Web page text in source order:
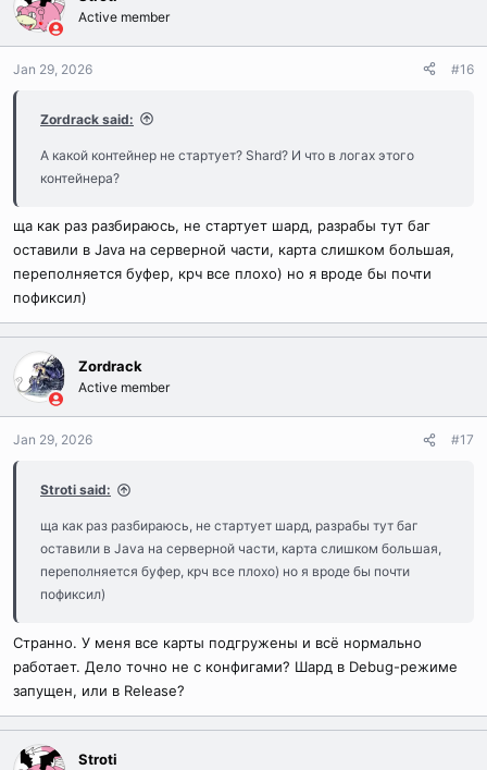
Active member
Jan 29, 2026 #16
Zordrack said:
А какой контейнер не стартует? Shard? И что в логах этого
контейнера?
ща как раз разбираюсь, не стартует шард, разрабы тут баг
оставили в Java на серверной части, карта слишком большая,
переполняется буфер, крч все плохо) но я вроде бы почти
пофиксил)
Zordrack
Active member
Jan 29, 2026 #17
Stroti said:
ща как раз разбираюсь, не стартует шард, разрабы тут баг
оставили в Java на серверной части, карта слишком большая,
переполняется буфер, крч все плохо) но я вроде бы почти
пофиксил)
Странно. У меня все карты подгружены и всё нормально
работает. Дело точно не с конфигами? Шард в Debug-режиме
запущен, или в Release?
Stroti